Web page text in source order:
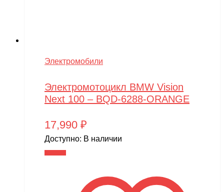
Электромобили
Электромотоцикл BMW Vision
Next 100 – BQD-6288-ORANGE
17,990 ₽
Доступно: В наличии